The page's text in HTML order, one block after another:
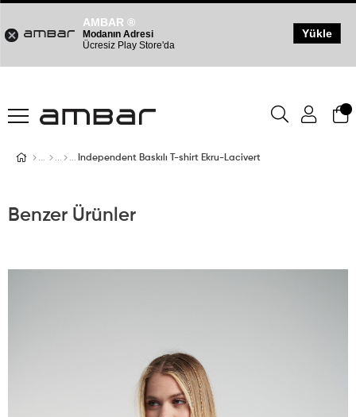
Independent Baskılı T-shirt Ekru-Lacivert
Benzer Ürünler
AMBAR ®
Modanın Adresi
Ücresiz Play Store'da
Yükle